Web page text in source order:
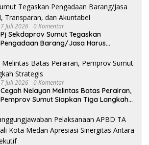
7 Juli 2026 0 Komentar
Pj Sekdaprov Sumut Tegaskan
Pengadaan Barang/Jasa Harus
7 Juli 2026 0 Komentar
Cegah Nelayan Melintas Batas Perairan,
Pemprov Sumut Siapkan Tiga Langkah